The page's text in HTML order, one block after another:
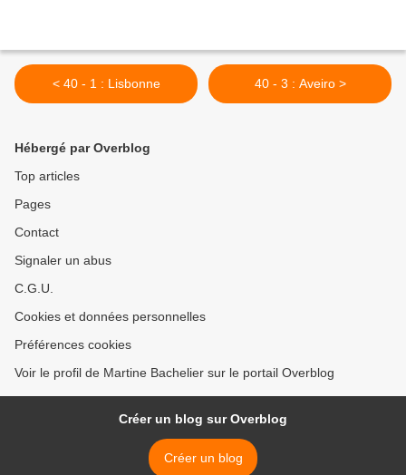
< 40 - 1 : Lisbonne 40 - 3 : Aveiro >
Hébergé par Overblog
Top articles
Pages
Contact
Signaler un abus
C.G.U.
Cookies et données personnelles
Préférences cookies
Voir le profil de Martine Bachelier sur le portail Overblog
Créer un blog sur Overblog
Créer un blog